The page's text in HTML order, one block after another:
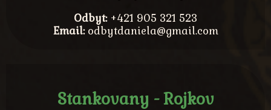
Odbyt:+421 905 321 523
Email:odbytdaniela@gmail.com
Stankovany - Rojkov